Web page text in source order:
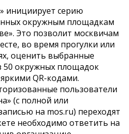
инициирует серию
окружным площадкам
Это позволит москвичам
во время прогулки или
оценить выбранные
50 окружных площадок
QR-кодами.
пользователи
(с полной или
на mos.ru) переходят
необходимо ответить на